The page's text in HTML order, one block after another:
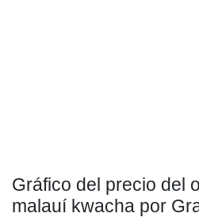
Gráfico del precio del
malauí kwacha por